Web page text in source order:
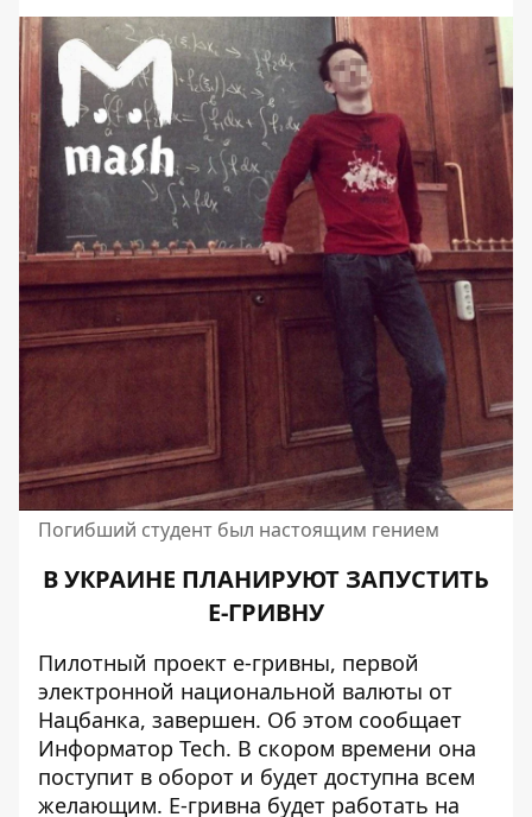
Погибший студент был настоящим гением
В УКРАИНЕ ПЛАНИРУЮТ ЗАПУСТИТЬ
Е-ГРИВНУ
Пилотный проект е-гривны, первой
электронной национальной валюты от
Нацбанка, завершен. Об этом сообщает
Информатор Tech. В скором времени она
поступит в оборот и будет доступна всем
желающим. Е-гривна будет работать на